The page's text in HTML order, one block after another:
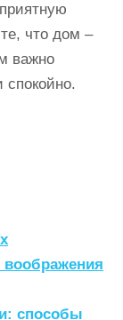
что дом –
важно
спокойно.
способы